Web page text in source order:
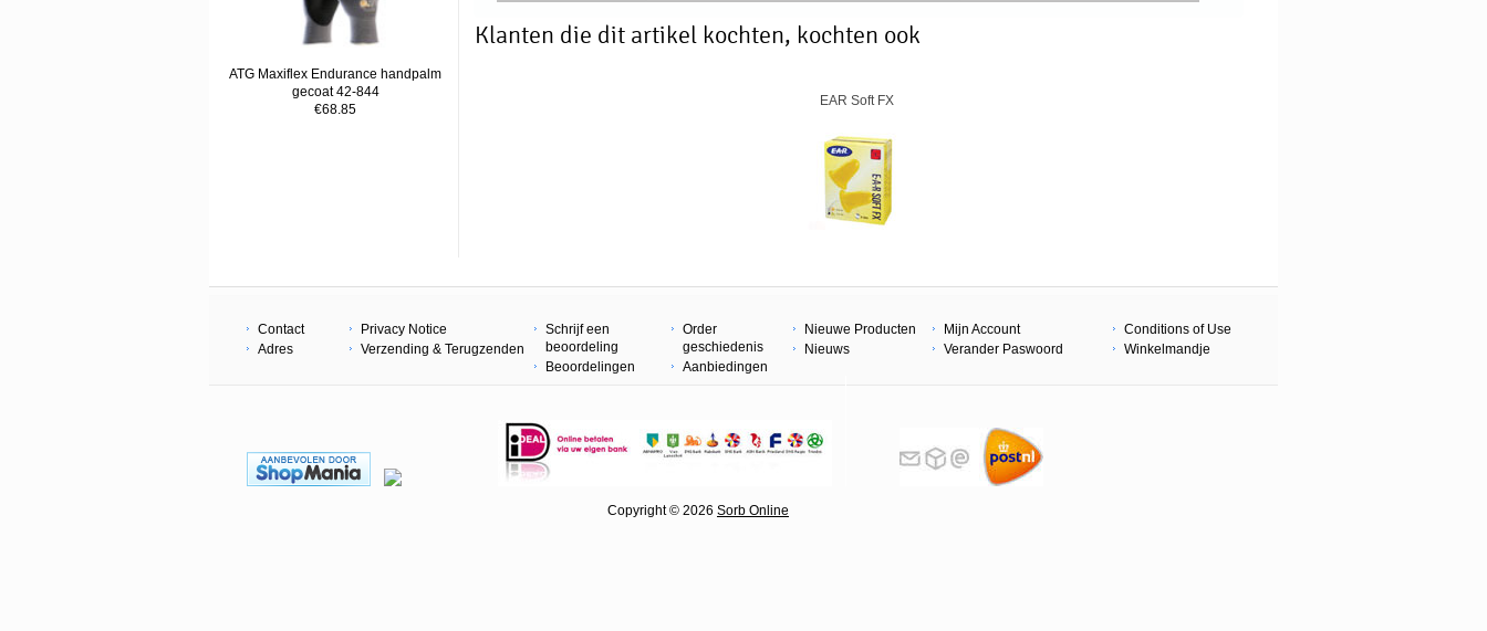
ATG Maxiflex Endurance handpalm
gecoat 42-844
€68.85
Klanten die dit artikel kochten, kochten ook
EAR Soft FX
Contact
Adres
Privacy Notice
Verzending & Terugzenden
Schrijf een
beoordeling
Beoordelingen
Order
geschiedenis
Aanbiedingen
Nieuwe Producten
Nieuws
Mijn Account
Verander Paswoord
Conditions of Use
Winkelmandje
Copyright © 2026 Sorb Online